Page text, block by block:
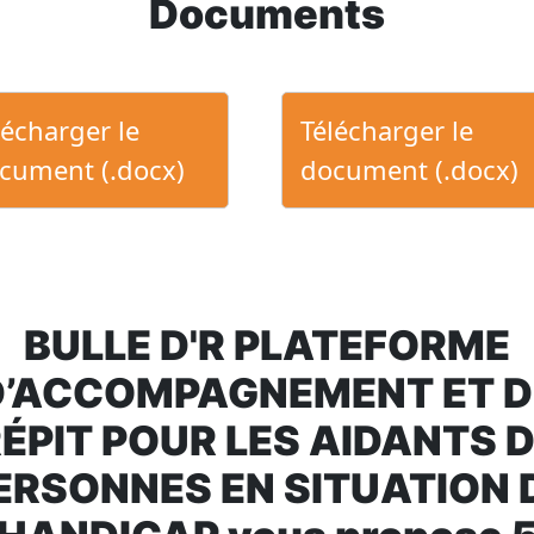
Documents
le
(.docx)
Télécharger le
document (.docx)
BULLE D'R PLATEFORME
ET
POUR LES AIDANTS
EN SITUATION